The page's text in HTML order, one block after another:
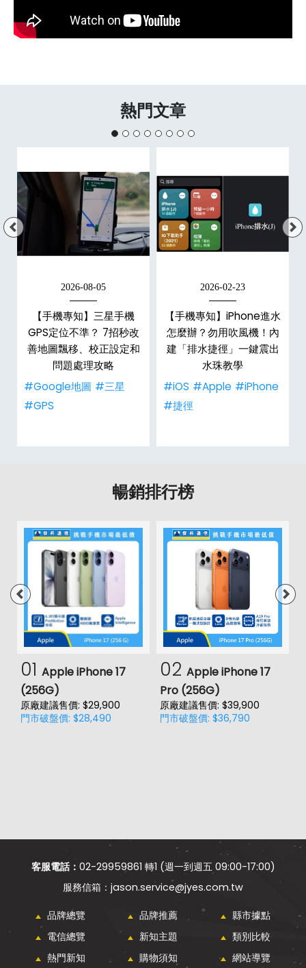
熱門文章
2026-08-05
【手機專知】三星手機
GPS定位不準？ 7招秒改
善地圖飄移、校正設定和
問題處理攻略
#Google地圖 #三星
#GPS
2026-02-23
【手機專知】iPhone進水
怎麼辦？勿用吹風機！內
建「排水捷徑」一鍵震出
水珠教學
#iOS #Apple #iPhone
#捷徑
暢銷排行榜
01 Apple iPhone 17
(256G)
原廠建議售價: $29,900
門市破盤價: $28,490
02 Apple iPhone 17
Pro (256G)
原廠建議售價: $39,900
門市破盤價: $36,790
客服電話： 02-29959861 轉1 (週一到週五 09:00-17:00)
jason.service@jyes.com.tw
品牌總覽 品牌推薦
縣市據點
電信總覽
新知主題
類別比較
熱門新知
購物須知 網站導覽